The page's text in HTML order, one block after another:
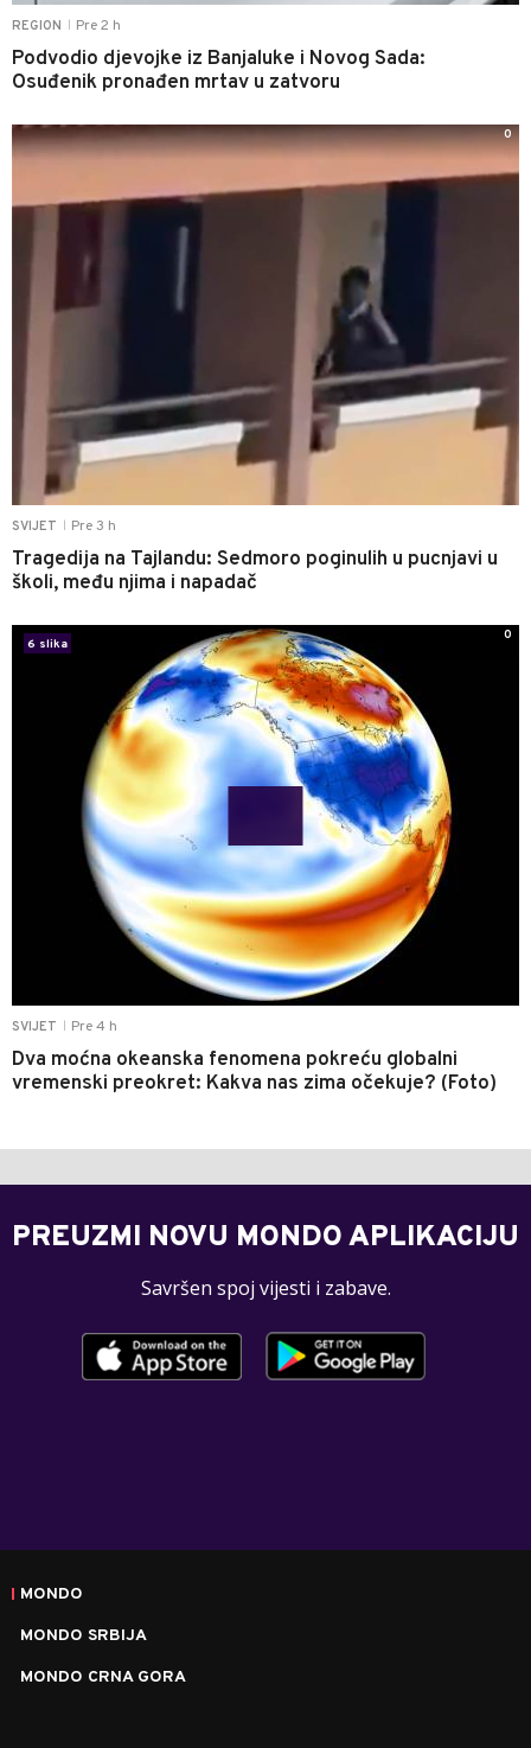
REGION Pre 2 h
Podvodio djevojke iz Banjaluke i Novog Sada:
Osuđenik pronađen mrtav u zatvoru
SVIJET Pre 3 h
Tragedija na Tajlandu: Sedmoro poginulih u pucnjavi u
školi, među njima i napadač
0
SVIJET Pre 4 h
Dva moćna okeanska fenomena pokreću globalni
vremenski preokret: Kakva nas zima očekuje? (Foto)
6 slika
0
PREUZMI NOVU MONDO APLIKACIJU
Savršen spoj vijesti i zabave.
MONDO
MONDO SRBIJA
MONDO CRNA GORA